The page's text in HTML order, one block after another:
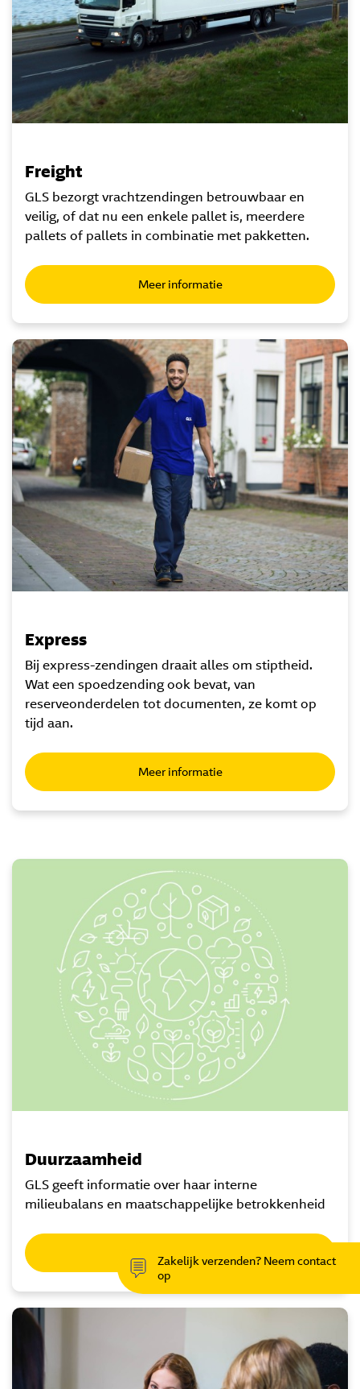
Freight
GLS bezorgt vrachtzendingen betrouwbaar en
veilig, of dat nu een enkele pallet is, meerdere
pallets of pallets in combinatie met pakketten.
Meer informatie
Express
Bij express-zendingen draait alles om stiptheid.
Wat een spoedzending ook bevat, van
reserveonderdelen tot documenten, ze komt op
tijd aan.
Meer informatie
Duurzaamheid
GLS geeft informatie over haar interne
milieubalans en maatschappelijke betrokkenheid
Meer informatie
Zakelijk verzenden? Neem contact
op